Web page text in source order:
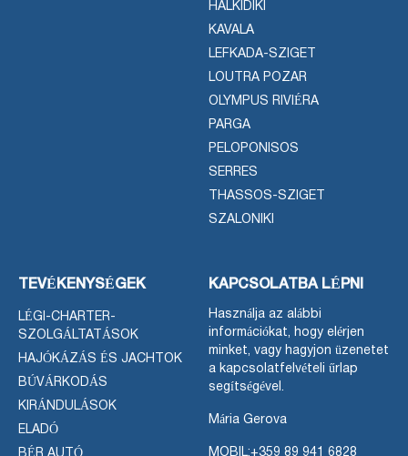
HALKIDIKI
KAVALA
LEFKADA-SZIGET
LOUTRA POZAR
OLYMPUS RIVIÉRA
PARGA
PELOPONISOS
SERRES
THASSOS-SZIGET
SZALONIKI
TEVÉKENYSÉGEK
LÉGI-CHARTER-
SZOLGÁLTATÁSOK
HAJÓKÁZÁS ÉS JACHTOK
BÚVÁRKODÁS
KIRÁNDULÁSOK
ELADÓ
KAPCSOLATBA LÉPNI
Használja az alábbi
információkat, hogy elérjen
minket, vagy hagyjon üzenetet
a kapcsolatfelvételi űrlap
segítségével.
Mária Gerova
MOBIL:+359 89 941 6828